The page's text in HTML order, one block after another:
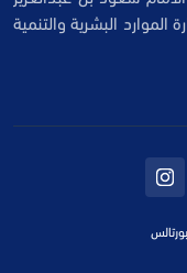
وزارة الموارد البشرية والتنمية